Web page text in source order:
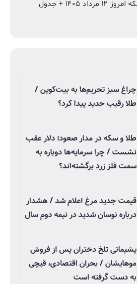
قیمت طلا و سکه امروز ۱۲ مرداد ۱۴۰۵ + جدول
چراغ سبز تحریم‌ها به بیت‌کوین /
طلا رقیب جدید پیدا کرد؟
طلا و سکه در مدار صعود؛ دلار عقب
نشست / چرا سرمایه‌ها دوباره به
سمت فلز زرد برگشته‌اند؟
قیمت جدید مرغ اعلام شد / هشدار
درباره نوسان شدید در نیمه دوم سال
پشیمانی تلخ دختران پس از فروش
موهایشان / بحران اقتصادی، قیچی
به دست گرفته است